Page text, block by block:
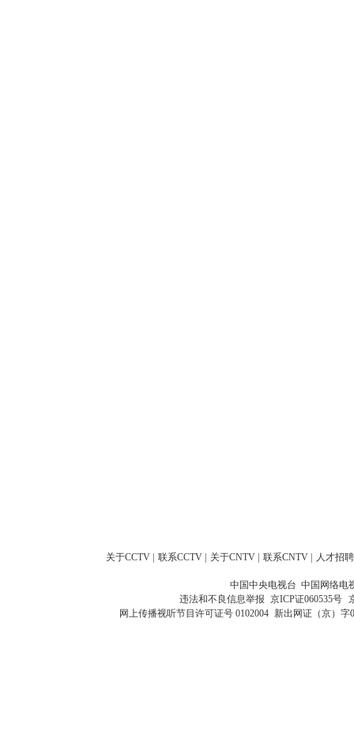
关于CCTV 联系CCTV 关于CNTV 联系CNTV 人才招聘
中国中央电视台 中国网络电
违法和不良信息举报 京ICP证060535号
网上传播视听节目许可证号 0102004 新出网证（京）